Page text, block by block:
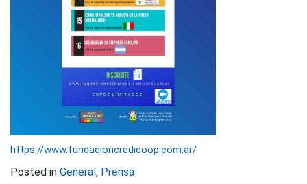
https://www.fundacioncredicoop.com.ar/
Posted in General , Prensa